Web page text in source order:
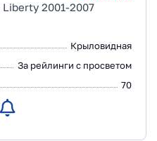
2001-2007
Крыловидная
За рейлинги с просветом
70